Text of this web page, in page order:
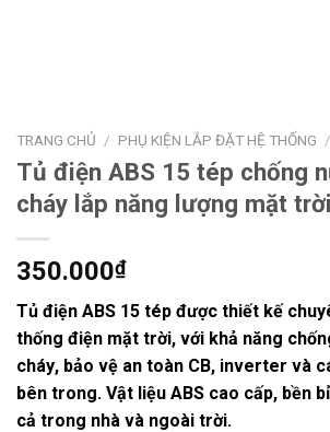
TRANG CHỦ / PHỤ KIỆN LẮP ĐẶT HỆ THỐNG /
Tủ điện ABS 15 tép chống
cháy lắp năng lượng mặt trời
350.000₫
Tủ điện ABS 15 tép được thiết kế
thống điện mặt trời, với khả năng
cháy, bảo vệ an toàn CB, inverter và
bên trong. Vật liệu ABS cao cấp, bền
cả trong nhà và ngoài trời.